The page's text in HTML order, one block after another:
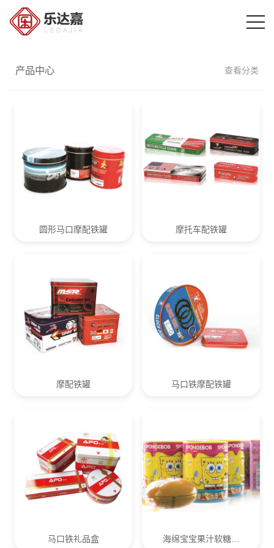
产品中心 查看分类
圆形马口摩配铁罐 摩托车配铁罐
摩配铁罐 马口铁摩配铁罐
马口铁礼品盒 海绵宝宝果汁软糖…
扫描二维码